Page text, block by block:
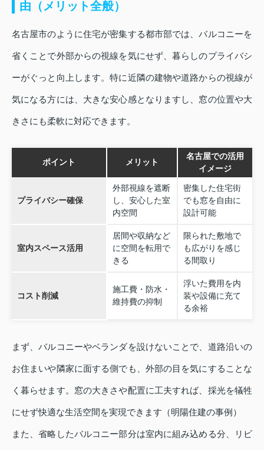
由（メリット全般）
名古屋市のように住宅が密集する都市部では、バルコニーを
省くことで外部からの視線を気にせず、暮らしのプライバシ
ーがぐっと向上します。特に近隣の建物や道路からの視線が
気になる方には、大きな安心感となりますし、窓の位置や大
きさにも柔軟に対応できます。
ポイント メリット
名古屋での活用
イメージ
プライバシー確保
外部視線を遮断
し、安心した室
内空間
密集した住宅街
でも窓を自由に
設計可能
室内スペース活用
居間や収納など
に空間を転用で
きる
限られた敷地で
も広がりを感じ
る間取り
コスト削減
施工費・防水・
維持費の抑制
浮いた費用を内
装や設備に充て
る余裕
まず、バルコニーやベランダを設けないことで、道路沿いの
お住まいや隣家に面する側でも、外部の目を気にすることな
く暮らせます。窓の大きさや配置に工夫すれば、採光を犠牲
にせず快適な生活空間を実現できます（明陽住建の事例）
また、省略したバルコニー部分は室内に組み込める分、リビ